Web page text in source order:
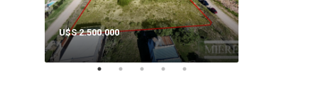
U$S 2.500.000